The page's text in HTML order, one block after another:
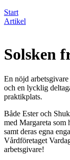
Start
Artikel
Solsken
En nöjd
och en lycklig
praktikplats.
Både Ester och
med Margareta som
samt deras egna
Vårdföretaget
arbetsgivare!